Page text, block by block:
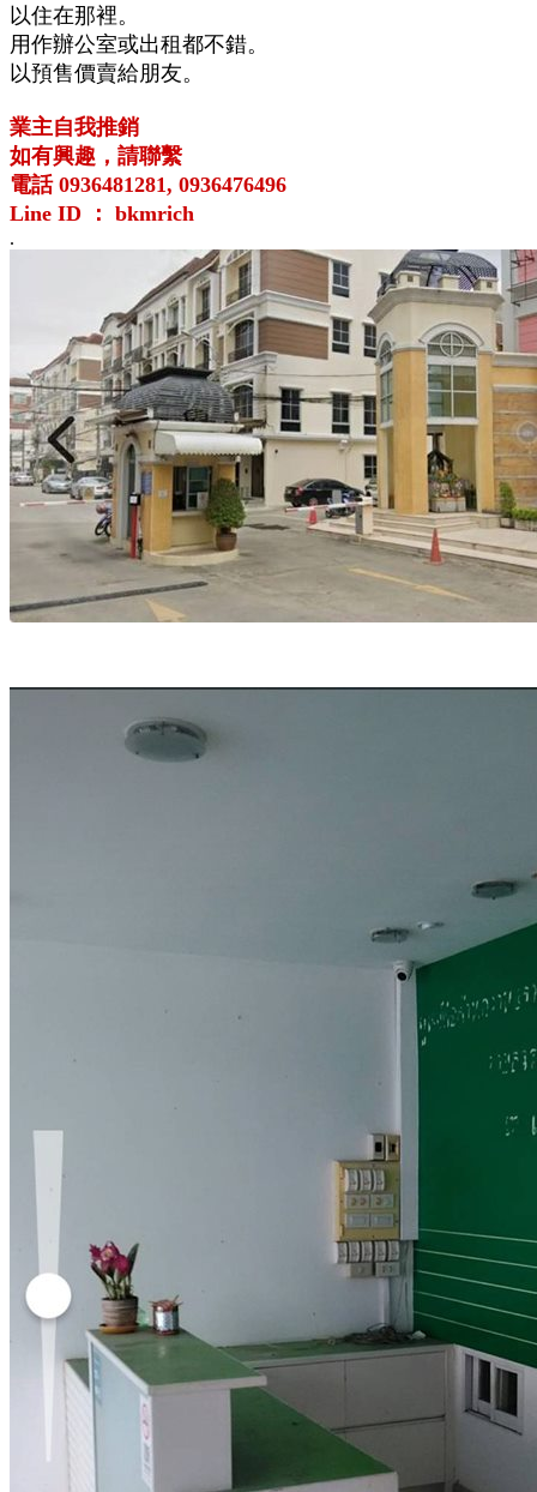
以住在那裡。
用作辦公室或出租都不錯。
以預售價賣給朋友。
業主自我推銷
如有興趣，請聯繫
電話 0936481281, 0936476496
Line ID ： bkmrich
.